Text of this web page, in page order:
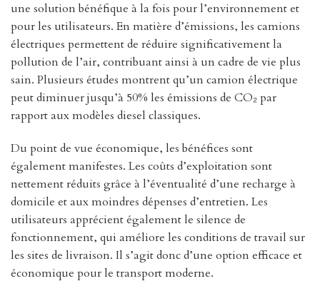
une solution bénéfique à la fois pour l’environnement et
pour les utilisateurs. En matière d’émissions, les camions
électriques permettent de réduire significativement la
pollution de l’air, contribuant ainsi à un cadre de vie plus
sain. Plusieurs études montrent qu’un camion électrique
peut diminuer jusqu’à 50% les émissions de CO₂ par
rapport aux modèles diesel classiques.
Du point de vue économique, les bénéfices sont
également manifestes. Les coûts d’exploitation sont
nettement réduits grâce à l’éventualité d’une recharge à
domicile et aux moindres dépenses d’entretien. Les
utilisateurs apprécient également le silence de
fonctionnement, qui améliore les conditions de travail sur
les sites de livraison. Il s’agit donc d’une option efficace et
économique pour le transport moderne.